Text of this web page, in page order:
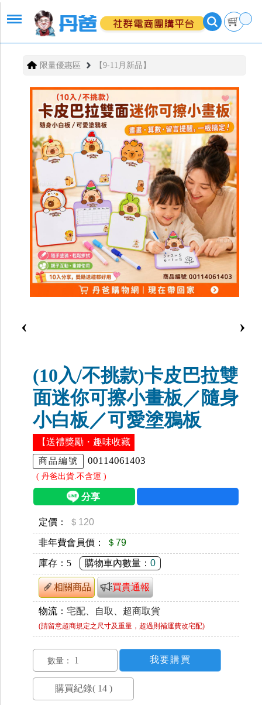
限量優惠區 【9-11月新品】
‹ ›
(10入/不挑款)卡皮巴拉雙
面迷你可擦小畫板／隨身
小白板／可愛塗鴉板
【送禮獎勵・趣味收藏
商品編號 00114061403
( 丹爸出貨.不含運 )
定價： ＄120
非年費會員價： ＄79
庫存： 5 購物車內數量： 0
相關商品 買貴通報
物流： 宅配、自取、超商取貨
(請留意超商規定之尺寸及重量，超過則補運費改宅配)
數量：